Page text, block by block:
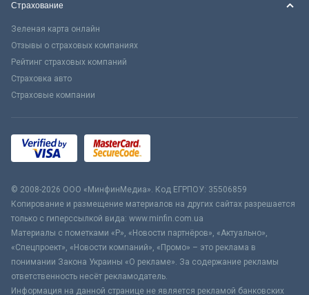
Страхование
Зеленая карта онлайн
Отзывы о страховых компаниях
Рейтинг страховых компаний
Страховка авто
Страховые компании
© 2008-2026 ООО «МинфинМедиа». Код ЕГРПОУ: 35506859
Копирование и размещение материалов на других сайтах разрешается
только с гиперссылкой вида: www.minfin.com.ua
Материалы с пометками «Р», «Новости партнёров», «Актуально»,
«Спецпроект», «Новости компаний», «Промо» – это реклама в
понимании Закона Украины «О рекламе». За содержание рекламы
ответственность несёт рекламодатель.
Информация на данной странице не является рекламой банковских